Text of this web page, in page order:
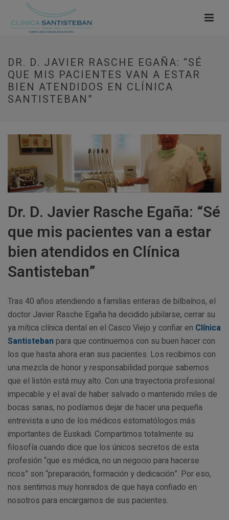
DR. D. JAVIER RASCHE EGAÑA: “SÉ
QUE MIS PACIENTES VAN A ESTAR
BIEN ATENDIDOS EN CLÍNICA
SANTISTEBAN”
Dr. D. Javier Rasche Egaña: “Sé
que mis pacientes van a estar
bien atendidos en Clínica
Santisteban”
Tras 40 años atendiendo a familias enteras de bilbaínos, el
doctor Javier Rasche Egaña ha decidido jubilarse, cerrar su
ya mítica clínica dental en el Casco Viejo y confiar en Clínica
Santistebanpara que continuemos con su buen hacer con
los que hasta ahora eran sus pacientes. Los recibimos con
una mezcla de honor y responsabilidad porque sabemos
que el listón está muy alto. Con una trayectoria profesional
impecable y el aval de haber salvado o mantenido miles de
bocas sanas, no podíamos dejar de hacer una pequeña
entrevista a uno de los médicos estomatólogos más
importantes de Euskadi. Compartimos totalmente su
filosofía cuando dice que los únicos secretos de esta
profesión “que es médica, no un negocio para hacerse
ricos” son “preparación, formación y dedicación”. Por eso,
nos sentimos muy honrados de que haya confiado en
nosotros para encargarnos de sus pacientes.